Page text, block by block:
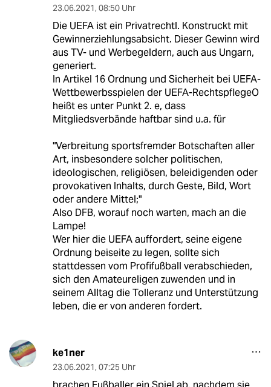
23.06.2021, 08:50 Uhr
Die UEFA ist ein Privatrechtl. Konstruckt mit
Gewinnerziehlungsabsicht. Dieser Gewinn wird
aus TV- und Werbegeldern, auch aus Ungarn,
generiert.
In Artikel 16 Ordnung und Sicherheit bei UEFA-
Wettbewerbsspielen der UEFA-RechtspflegeO
heißt es unter Punkt 2. e, dass
Mitgliedsverbände haftbar sind u.a. für
"Verbreitung sportsfremder Botschaften aller
Art, insbesondere solcher politischen,
ideologischen, religiösen, beleidigenden oder
provokativen Inhalts, durch Geste, Bild, Wort
oder andere Mittel;"
Also DFB, worauf noch warten, mach an die
Lampe!
Wer hier die UEFA auffordert, seine eigene
Ordnung beiseite zu legen, sollte sich
stattdessen vom Profifußball verabschieden,
sich den Amateureligen zuwenden und in
seinem Alltag die Tolleranz und Unterstützung
leben, die er von anderen fordert.
ke1ner
23.06.2021, 07:25 Uhr